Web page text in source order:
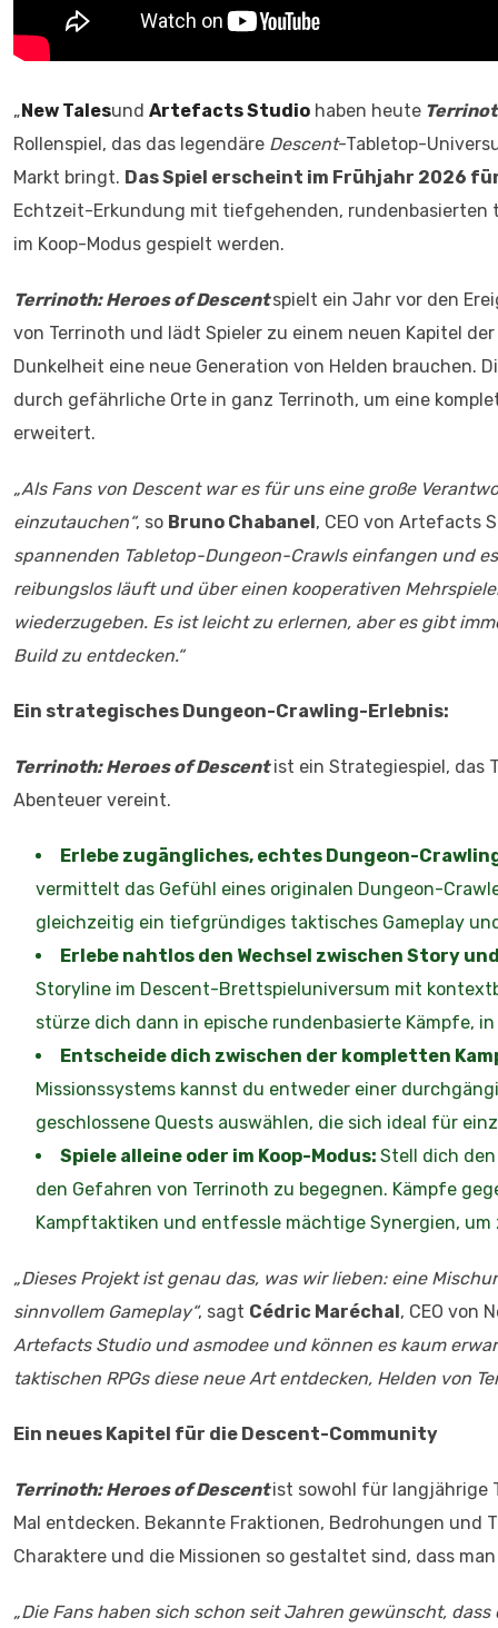
„ New Talesund Artefacts Studio haben heute
Rollenspiel, das das legendäre Descent-Tabletop-
Markt bringt. Das Spiel erscheint im Frühjahr 2026
Echtzeit-Erkundung mit tiefgehenden, rundenbasierten
im Koop-Modus gespielt werden.
Terrinoth: Heroes of Descent spielt ein Jahr vor den
von Terrinoth und lädt Spieler zu einem neuen Kapitel
Dunkelheit eine neue Generation von Helden brauchen.
durch gefährliche Orte in ganz Terrinoth, um eine
erweitert.
„Als Fans von Descent war es für uns eine große
einzutauchen“, so Bruno Chabanel , CEO von Artefacts
spannenden Tabletop-Dungeon-Crawls einfangen und
reibungslos läuft und über einen kooperativen
wiederzugeben. Es ist leicht zu erlernen, aber es gibt
Build zu entdecken.“
Ein strategisches Dungeon-Crawling-Erlebnis:
Terrinoth: Heroes of Descentist ein Strategiespiel, das
Abenteuer vereint.
Erlebe zugängliches, echtes Dungeon-
vermittelt das Gefühl eines originalen Dungeon-
gleichzeitig ein tiefgründiges taktisches Gameplay
Erlebe nahtlos den Wechsel zwischen Story
Storyline im Descent-Brettspieluniversum mit
stürze dich dann in epische rundenbasierte Kämpfe,
Entscheide dich zwischen der kompletten
Missionssystems kannst du entweder einer
geschlossene Quests auswählen, die sich ideal für
Spiele alleine oder im Koop-Modus: Stell dich
den Gefahren von Terrinoth zu begegnen. Kämpfe
Kampftaktiken und entfessle mächtige Synergien, um
„Dieses Projekt ist genau das, was wir lieben: eine
sinnvollem Gameplay“, sagt Cédric Maréchal , CEO von
Artefacts Studio und asmodee und können es kaum
taktischen RPGs diese neue Art entdecken, Helden von
Ein neues Kapitel für die Descent-Community
Terrinoth: Heroes of Descentist sowohl für langjährige
Mal entdecken. Bekannte Fraktionen, Bedrohungen und
Charaktere und die Missionen so gestaltet sind, dass
„Die Fans haben sich schon seit Jahren gewünscht,